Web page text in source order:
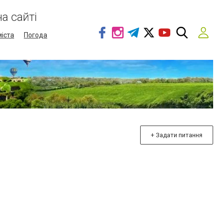
сайті
Погода
+ Задати питання